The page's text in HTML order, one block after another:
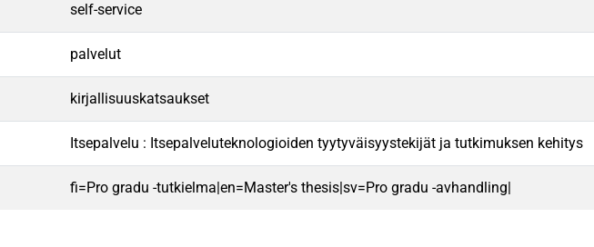
self-service
palvelut
kirjallisuuskatsaukset
Itsepalvelu : Itsepalveluteknologioiden tyytyväisyystekijät ja tutkimuksen kehitys
fi=Pro gradu -tutkielma|en=Master's thesis|sv=Pro gradu -avhandling|